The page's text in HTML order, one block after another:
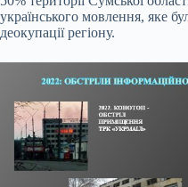
українського мовлення, яке
деокупації регіону.